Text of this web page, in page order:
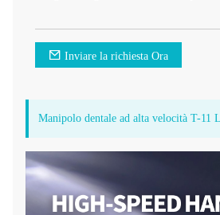
Inviare la richiesta Ora
Manipolo dentale ad alta velocità T-11